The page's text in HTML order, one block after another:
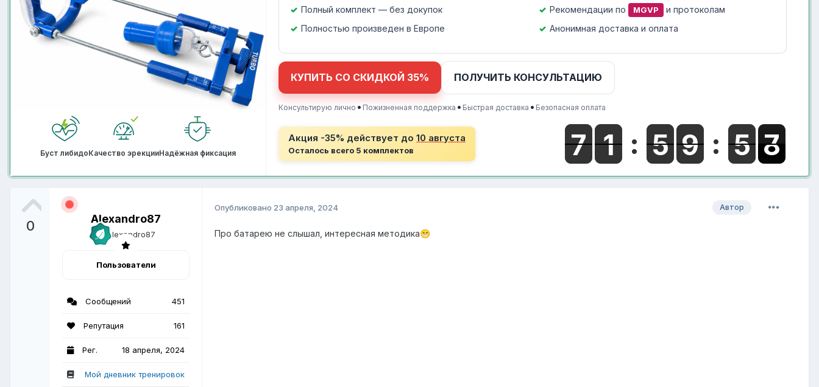
Буст либидоКачество эрекцииНадёжная фиксация
Полный комплект — без докупок
Рекомендации по MGVP
и протоколам
Полностью произведен в Европе
Анонимная доставка и оплата
КУПИТЬ СО СКИДКОЙ 35% ПОЛУЧИТЬ КОНСУЛЬТАЦИЮ
Консультирую лично • Пожизненная поддержка • Быстрая доставка • Безопасная оплата
Акция -35% действует до 10 августа
Осталось всего 5 комплектов
0 Alexandro87
Пользователи
Сообщений 451
Репутация 161
Рег. 18 апреля, 2024
Мой дневник тренировок
Автор
Опубликовано 23 апреля, 2024
Про батарею не слышал, интересная методика😁